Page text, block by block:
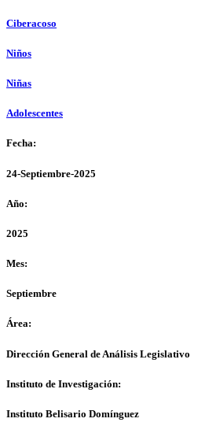
Ciberacoso
Niños
Niñas
Adolescentes
Fecha:
24-Septiembre-2025
Año:
2025
Mes:
Septiembre
Área:
Dirección General de Análisis Legislativo
Instituto de Investigación:
Instituto Belisario Domínguez